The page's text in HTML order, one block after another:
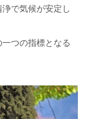
で気候が安定し
つの指標となる